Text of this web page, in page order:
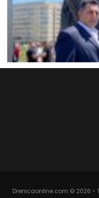
Drenicaonline.com © 2026 -